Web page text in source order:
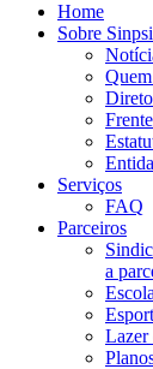
Home
Sobre
Serviços
FAQ
Parceiros
a
Lazer